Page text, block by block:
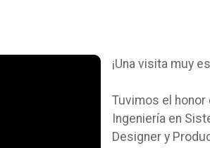
¡Una visita muy
Tuvimos el honor
Ingeniería en
Designer y